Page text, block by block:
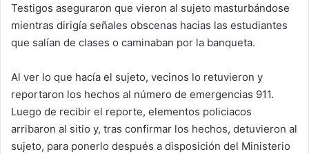
Testigos aseguraron que vieron al sujeto masturbándose
mientras dirigía señales obscenas hacias las estudiantes
que salían de clases o caminaban por la banqueta.
Al ver lo que hacía el sujeto, vecinos lo retuvieron y
reportaron los hechos al número de emergencias 911.
Luego de recibir el reporte, elementos policiacos
arribaron al sitio y, tras confirmar los hechos, detuvieron al
sujeto, para ponerlo después a disposición del Ministerio